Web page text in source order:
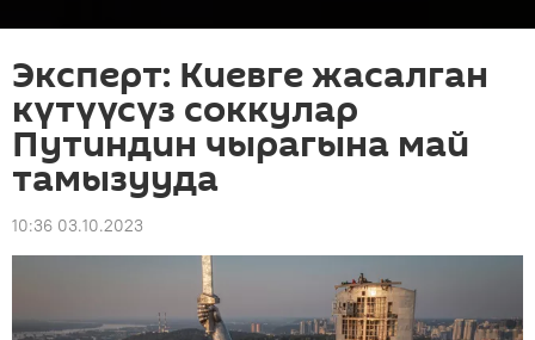
Эксперт: Киевге жасалган
күтүүсүз соккулар
Путиндин чырагына май
тамызууда
10:36 03.10.2023